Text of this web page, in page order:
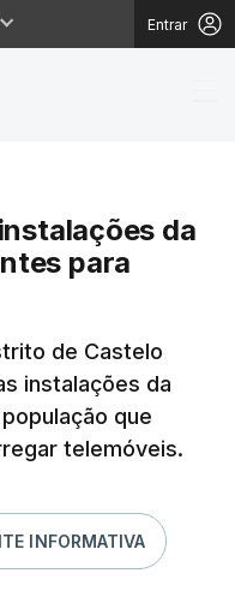
Entrar
da
para
de Castelo
instalações da
que
telemóveis.
INFORMATIVA